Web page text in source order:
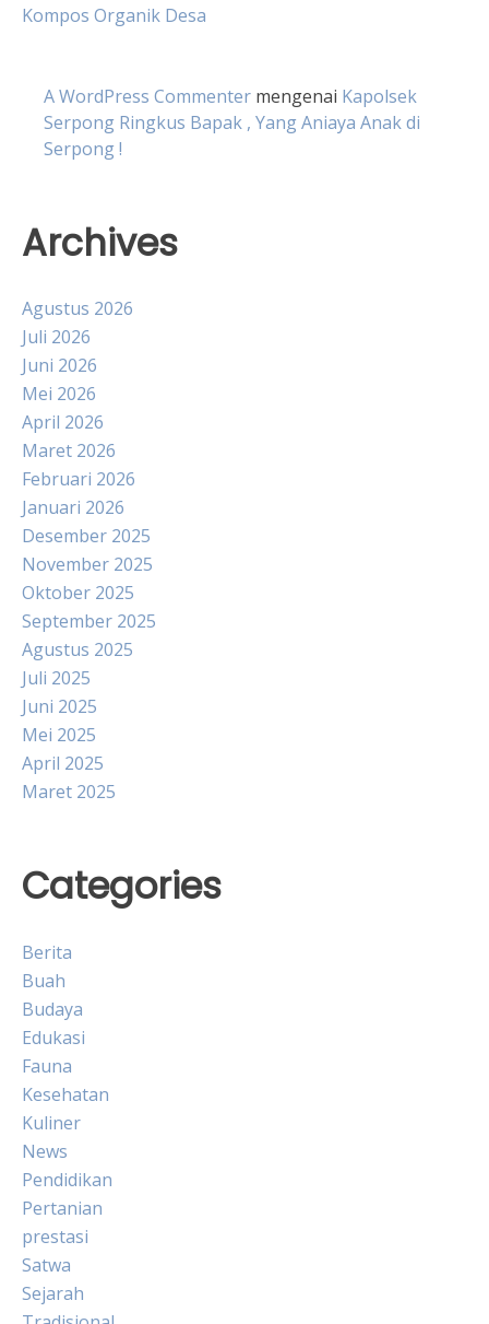
Kompos Organik Desa
A WordPress Commenter mengenai Kapolsek
Serpong Ringkus Bapak , Yang Aniaya Anak di
Serpong !
Archives
Agustus 2026
Juli 2026
Juni 2026
Mei 2026
April 2026
Maret 2026
Februari 2026
Januari 2026
Desember 2025
November 2025
Oktober 2025
September 2025
Agustus 2025
Juli 2025
Juni 2025
Mei 2025
April 2025
Maret 2025
Categories
Berita
Buah
Budaya
Edukasi
Fauna
Kesehatan
Kuliner
News
Pendidikan
Pertanian
prestasi
Satwa
Sejarah